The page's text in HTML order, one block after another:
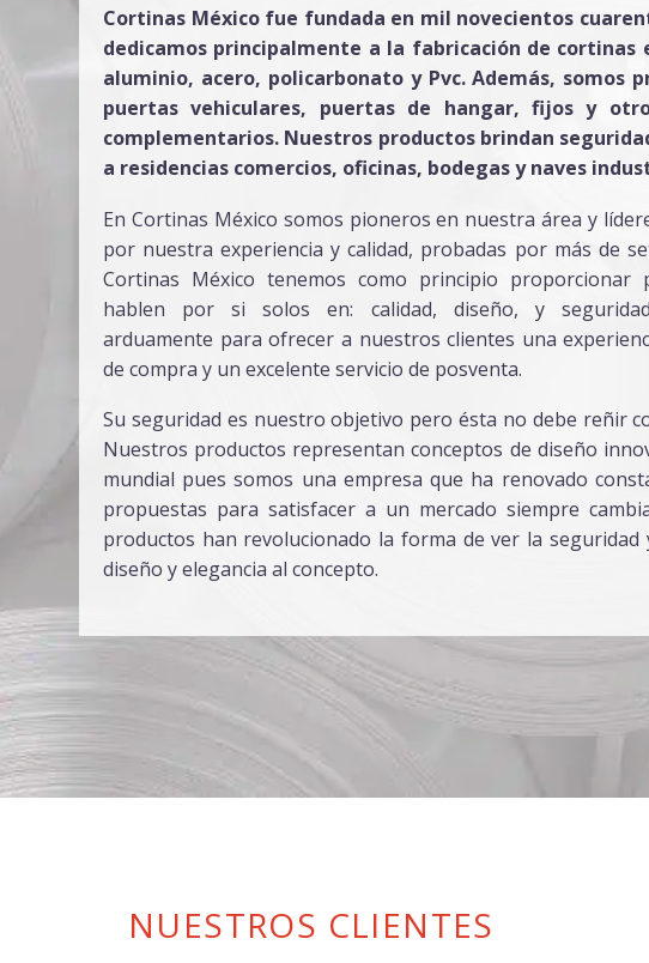
Cortinas México fue fundada en mil novecientos
dedicamos principalmente a la fabricación de cortinas
aluminio, acero, policarbonato y Pvc. Además, somos
puertas vehiculares, puertas de hangar, fijos y
complementarios. Nuestros productos brindan
a residencias comercios, oficinas, bodegas y naves
En Cortinas México somos pioneros en nuestra área y
por nuestra experiencia y calidad, probadas por más de
Cortinas México tenemos como principio proporcionar
hablen por si solos en: calidad, diseño, y
arduamente para ofrecer a nuestros clientes una
de compra y un excelente servicio de posventa.
Su seguridad es nuestro objetivo pero ésta no debe reñir
Nuestros productos representan conceptos de diseño
mundial pues somos una empresa que ha renovado
propuestas para satisfacer a un mercado siempre
productos han revolucionado la forma de ver la seguridad
diseño y elegancia al concepto.
NUESTROS CLIENTES